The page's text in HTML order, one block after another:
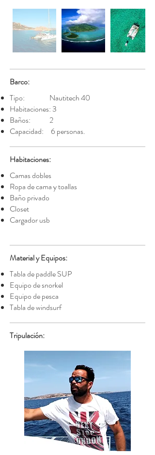
Barco:
Tipo: Nautitech 40
Habitaciones: 3
Baños: 2
Capacidad: 6 personas.
Habitaciones:
Camas dobles
Ropa de cama y toallas
Baño privado
Closet
Cargador usb
Material y Equipos:
Tabla de paddle SUP
Equipo de snorkel
Equipo de pesca
Tabla de windsurf
Tripulación: